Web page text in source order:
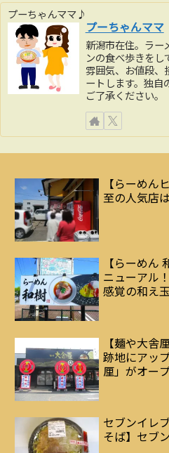
プーちゃんママ♪
プーちゃんママ
新潟市在住。ラー
ンの食べ歩きをし
雰囲気、お値段、
ートします。独自
ご了承ください。
【らーめん
至の人気店
【らーめん
ニューアル
感覚の和え
【麺や大舎
跡地にアッ
厘」がオー
セブンイレ
そば】セブ